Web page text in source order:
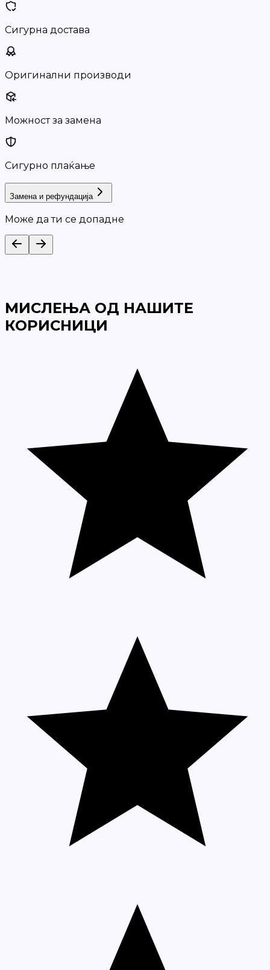
Сигурна достава
Оригинални производи
Можност за замена
Сигурно плаќање
Замена и рефундација
Може да ти се допадне
МИСЛЕЊА ОД НАШИТЕ
КОРИСНИЦИ